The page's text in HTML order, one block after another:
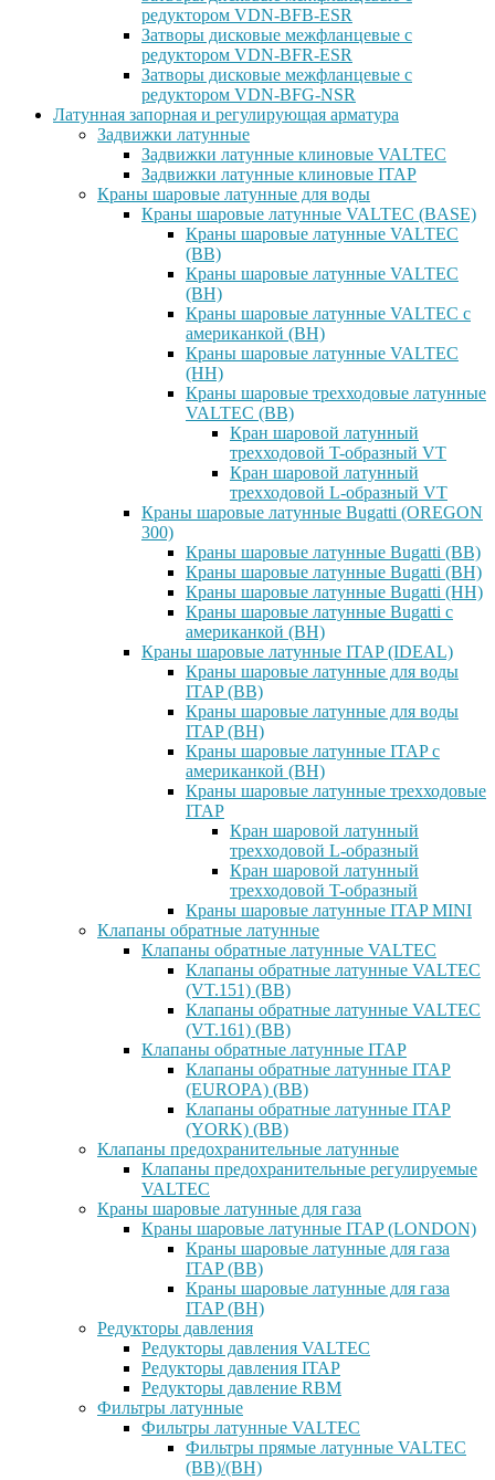
редуктором VDN-BFB-ESR
Затворы дисковые межфланцевые с
редуктором VDN-BFR-ESR
Затворы дисковые межфланцевые с
редуктором VDN-BFG-NSR
Латунная запорная и регулирующая арматура
Задвижки латунные
Задвижки латунные клиновые VALTEC
Задвижки латунные клиновые ITAP
Краны шаровые латунные для воды
Краны шаровые латунные VALTEC (BASE)
Краны шаровые латунные VALTEC
(ВВ)
Краны шаровые латунные VALTEC
(ВН)
Краны шаровые латунные VALTEC с
американкой (ВН)
Краны шаровые латунные VALTEC
(НН)
Краны шаровые трехходовые латунные
VALTEC (ВВ)
Кран шаровой латунный
трехходовой T-образный VT
Кран шаровой латунный
трехходовой L-образный VT
Краны шаровые латунные Bugatti (OREGON
300)
Краны шаровые латунные Bugatti (ВВ)
Краны шаровые латунные Bugatti (ВН)
Краны шаровые латунные Bugatti (НН)
Краны шаровые латунные Bugatti с
американкой (ВН)
Краны шаровые латунные ITAP (IDEAL)
Краны шаровые латунные для воды
ITAP (ВВ)
Краны шаровые латунные для воды
ITAP (ВН)
Краны шаровые латунные ITAP с
американкой (ВН)
Краны шаровые латунные трехходовые
ITAP
Кран шаровой латунный
трехходовой L-образный
Кран шаровой латунный
трехходовой T-образный
Краны шаровые латунные ITAP MINI
Клапаны обратные латунные
Клапаны обратные латунные VALTEC
Клапаны обратные латунные VALTEC
(VT.151) (ВВ)
Клапаны обратные латунные VALTEC
(VT.161) (ВВ)
Клапаны обратные латунные ITAP
Клапаны обратные латунные ITAP
(EUROPA) (ВВ)
Клапаны обратные латунные ITAP
(YORK) (ВВ)
Клапаны предохранительные латунные
Клапаны предохранительные регулируемые
VALTEC
Краны шаровые латунные для газа
Краны шаровые латунные ITAP (LONDON)
Краны шаровые латунные для газа
ITAP (ВВ)
Краны шаровые латунные для газа
ITAP (ВН)
Редукторы давления
Редукторы давления VALTEC
Редукторы давления ITAP
Редукторы давление RBM
Фильтры латунные
Фильтры латунные VALTEC
Фильтры прямые латунные VALTEC
(ВВ)/(ВН)